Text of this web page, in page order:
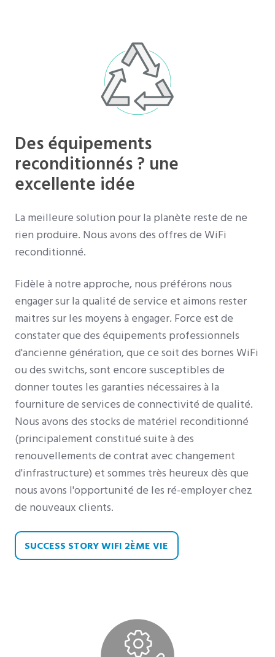
Des équipements
reconditionnés ? une
excellente idée
La meilleure solution pour la planète reste de ne
rien produire. Nous avons des offres de WiFi
reconditionné.
Fidèle à notre approche, nous préférons nous
engager sur la qualité de service et aimons rester
maitres sur les moyens à engager. Force est de
constater que des équipements professionnels
d'ancienne génération, que ce soit des bornes WiFi
ou des switchs, sont encore susceptibles de
donner toutes les garanties nécessaires à la
fourniture de services de connectivité de qualité.
Nous avons des stocks de matériel reconditionné
(principalement constitué suite à des
renouvellements de contrat avec changement
d'infrastructure) et sommes très heureux dès que
nous avons l'opportunité de les ré-employer chez
de nouveaux clients.
SUCCESS STORY WIFI 2ÈME VIE